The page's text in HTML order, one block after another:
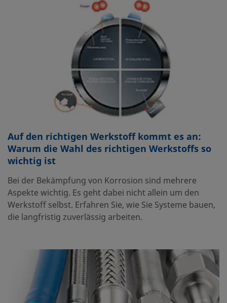
Auf den richtigen Werkstoff kommt es an:
Warum die Wahl des richtigen Werkstoffs so
wichtig ist
Bei der Bekämpfung von Korrosion sind mehrere
Aspekte wichtig. Es geht dabei nicht allein um den
Werkstoff selbst. Erfahren Sie, wie Sie Systeme bauen,
die langfristig zuverlässig arbeiten.